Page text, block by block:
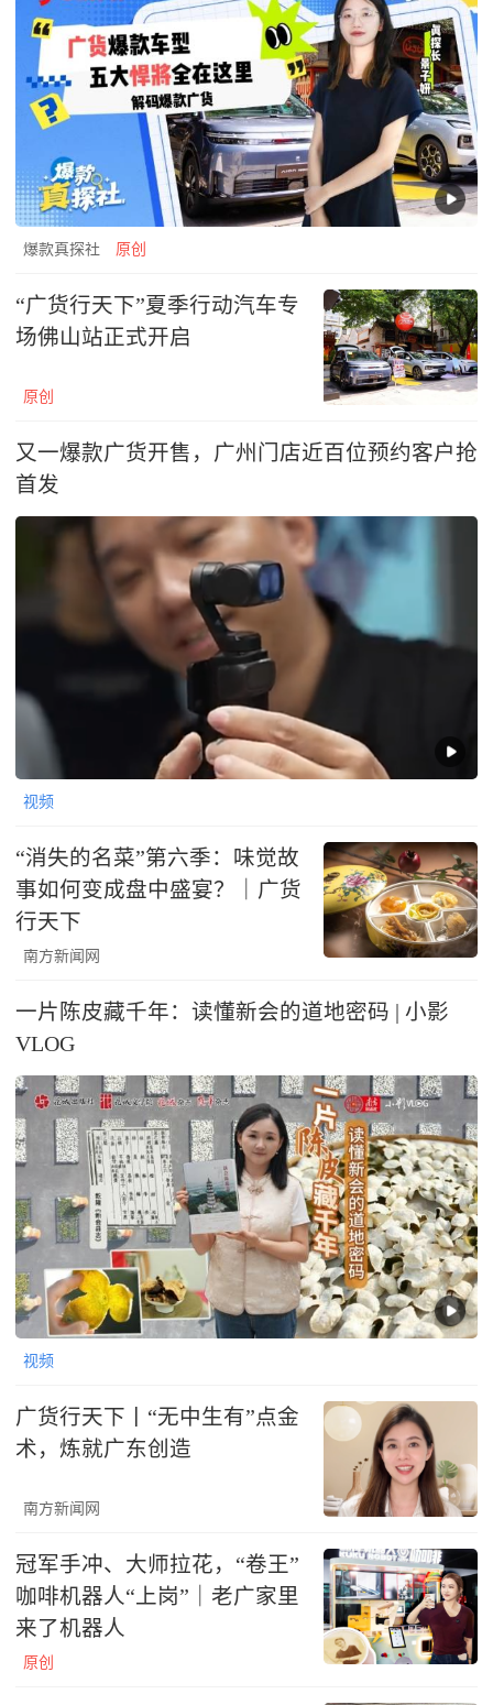
爆款真探社 原创
“广货行天下”夏季行动汽车专
场佛山站正式开启
原创
又一爆款广货开售，广州门店近百位预约客户抢
首发
视频
“消失的名菜”第六季：味觉故
事如何变成盘中盛宴？｜广货
行天下
南方新闻网
一片陈皮藏千年：读懂新会的道地密码 | 小影
VLOG
视频
广货行天下丨“无中生有”点金
术，炼就广东创造
南方新闻网
冠军手冲、大师拉花，“卷王”
咖啡机器人“上岗”｜老广家里
来了机器人
原创